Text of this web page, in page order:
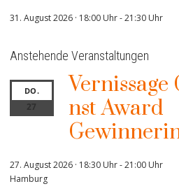
31. August 2026 · 18:00 Uhr-21:30 Uhr
Anstehende Veranstaltungen
DO.
27
Vernissage
nst Award
27. August 2026 · 18:30 Uhr-21:00 Uhr
Hamburg